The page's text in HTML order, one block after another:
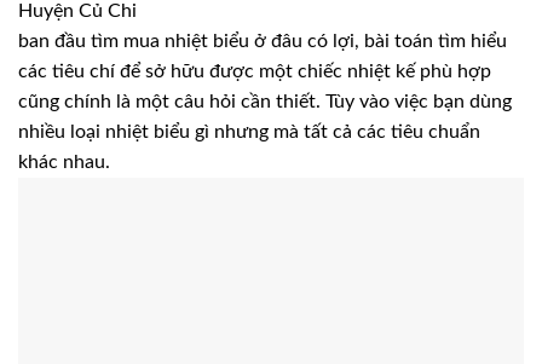
Huyện Củ Chi
ban đầu tìm mua nhiệt biểu ở đâu có lợi, bài toán tìm hiểu
các tiêu chí để sở hữu được một chiếc nhiệt kế phù hợp
cũng chính là một câu hỏi cần thiết. Tùy vào việc bạn dùng
nhiều loại nhiệt biểu gì nhưng mà tất cả các tiêu chuẩn
khác nhau.